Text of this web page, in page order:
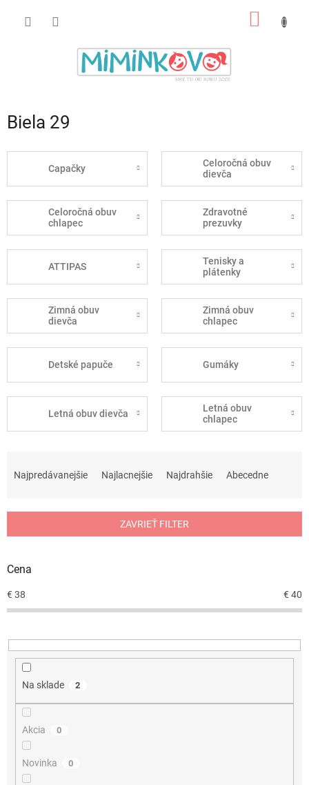
Biela 29
Capačky
Celoročná obuv
dievča
Celoročná obuv
chlapec
Zdravotné
prezuvky
ATTIPAS
Tenisky a
plátenky
Zimná obuv
dievča
Zimná obuv
chlapec
Detské papuče Gumáky
Letná obuv dievča
Letná obuv
chlapec
i
p
o
d
k
t
Najpredávanejšie Najlacnejšie Najdrahšie Abecedne
ZAVRIEŤ FILTER
Cena
€ 38 € 40
Na sklade 2
Akcia 0
Novinka 0